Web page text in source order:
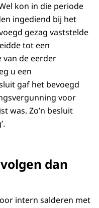
kon in die periode
ingediend bij het
gezag vaststelde
tot een
de eerder
u een
gaf het bevoegd
voor
was. Zo’n besluit
dan
intern salderen met